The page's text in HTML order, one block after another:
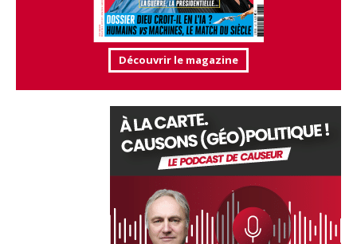
Découvrir le magazine